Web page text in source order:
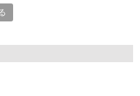
など、
方です♪